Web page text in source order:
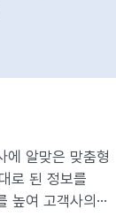
에 알맞은 맞춤형
로 된 정보를
높여 고객사의